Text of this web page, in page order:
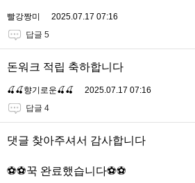
빨강짱미
2025.07.17 07:16
답글 5
돈워크 적립 축하합니다
🍒🍒향기로운🍒🍒
2025.07.17 07:16
답글 4
댓글 찾아주셔서 감사합니다
⚽️⚽️꾹 완료했습니다⚽️⚽️